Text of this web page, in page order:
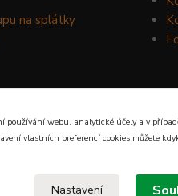
na splátky
webu, analytické účely a v
vlastních preferencí cookies můžete
Nastavení